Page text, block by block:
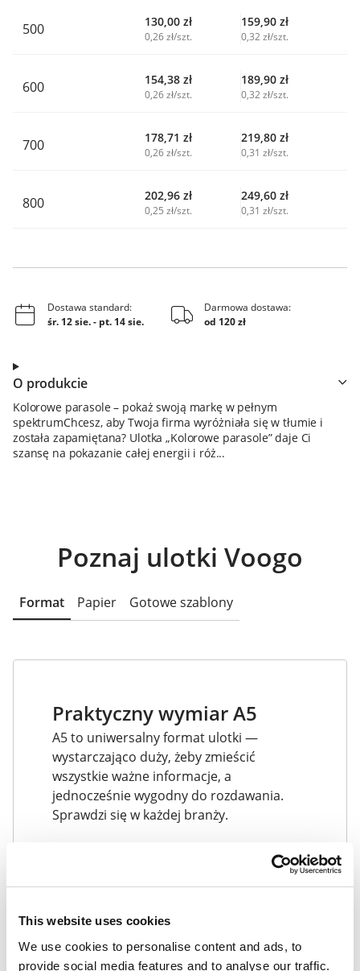
This website uses cookies
We use cookies to personalise content and ads, to
provide social media features and to analyse our traffic.
500 130,00 zł
0,26 zł/szt.
159,90 zł
0,32 zł/szt.
600 154,38 zł
0,26 zł/szt.
189,90 zł
0,32 zł/szt.
700 178,71 zł
0,26 zł/szt.
219,80 zł
0,31 zł/szt.
800 202,96 zł
0,25 zł/szt.
249,60 zł
0,31 zł/szt.
Dostawa standard:
śr. 12 sie.- pt. 14 sie.
Darmowa dostawa:
od 120 zł
O produkcie
Kolorowe parasole – pokaż swoją markę w pełnym
spektrumChcesz, aby Twoja firma wyróżniała się w tłumie i
została zapamiętana? Ulotka „Kolorowe parasole” daje Ci
szansę na pokazanie całej energii i róż...
Poznaj ulotki Voogo
Format Papier Gotowe szablony
Praktyczny wymiar A5
A5 to uniwersalny format ulotki —
wystarczająco duży, żeby zmieścić
wszystkie ważne informacje, a
jednocześnie wygodny do rozdawania.
Sprawdzi się w każdej branży.